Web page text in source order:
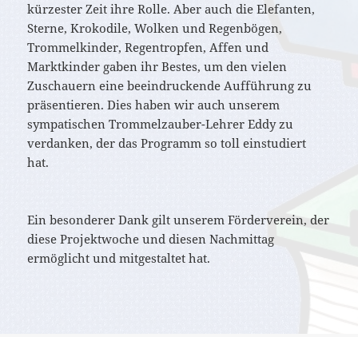
kürzester Zeit ihre Rolle. Aber auch die Elefanten,
Sterne, Krokodile, Wolken und Regenbögen,
Trommelkinder, Regentropfen, Affen und
Marktkinder gaben ihr Bestes, um den vielen
Zuschauern eine beeindruckende Aufführung zu
präsentieren. Dies haben wir auch unserem
sympatischen Trommelzauber-Lehrer Eddy zu
verdanken, der das Programm so toll einstudiert
hat.
Ein besonderer Dank gilt unserem Förderverein, der
diese Projektwoche und diesen Nachmittag
ermöglicht und mitgestaltet hat.